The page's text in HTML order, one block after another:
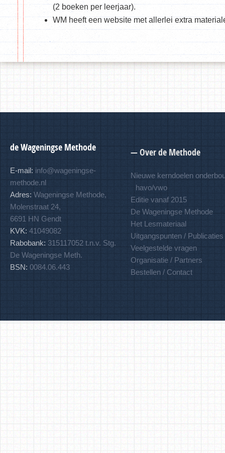
(2 boeken per leerjaar).
WM heeft een website met allerlei extra
de Wageningse Methode
E-mail: info@wageningse-
methode.nl
Adres: Wageningse Methode,
Molenstraat 24,
6691 HN Gendt
KVK: 41049082
Rabobank: 315117052 t.n.v. Stg.
De Wageningse Meth.
BSN: 0084.06.443
— Over de Methode
Nieuwe kerndoelen
havo/vwo
Editie vanaf 2015
De Wageningse Methode
Het Lesmateriaal
Uitgangspunten / Publicaties
Veelgestelde vragen
Organisatie / Partners
Bestellen / Contact